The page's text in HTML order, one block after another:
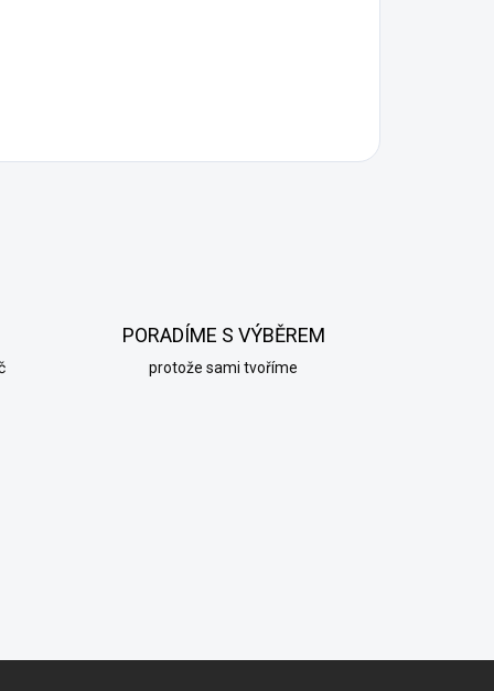
PORADÍME S VÝBĚREM
protože sami tvoříme